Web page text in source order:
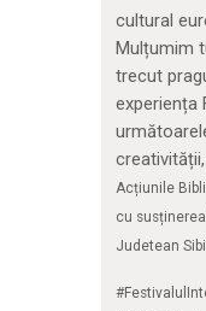
cultural
Mulțumim
trecut
experiența
Acțiunile
cu
Judetean